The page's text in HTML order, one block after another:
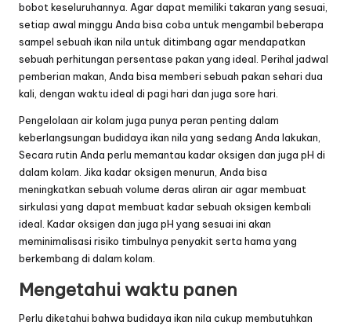
bobot keseluruhannya. Agar dapat memiliki takaran yang sesuai,
setiap awal minggu Anda bisa coba untuk mengambil beberapa
sampel sebuah ikan nila untuk ditimbang agar mendapatkan
sebuah perhitungan persentase pakan yang ideal. Perihal jadwal
pemberian makan, Anda bisa memberi sebuah pakan sehari dua
kali, dengan waktu ideal di pagi hari dan juga sore hari.
Pengelolaan air kolam juga punya peran penting dalam
keberlangsungan budidaya ikan nila yang sedang Anda lakukan,
Secara rutin Anda perlu memantau kadar oksigen dan juga pH di
dalam kolam. Jika kadar oksigen menurun, Anda bisa
meningkatkan sebuah volume deras aliran air agar membuat
sirkulasi yang dapat membuat kadar sebuah oksigen kembali
ideal. Kadar oksigen dan juga pH yang sesuai ini akan
meminimalisasi risiko timbulnya penyakit serta hama yang
berkembang di dalam kolam.
Mengetahui waktu panen
Perlu diketahui bahwa budidaya ikan nila cukup membutuhkan